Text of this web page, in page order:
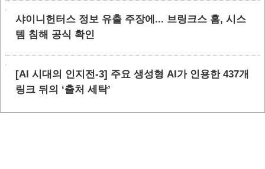
샤이니헌터스 정보 유출 주장에... 브링크스 홈, 시스
템 침해 공식 확인
[AI 시대의 인지전-3] 주요 생성형 AI가 인용한 437개
링크 뒤의 ‘출처 세탁’